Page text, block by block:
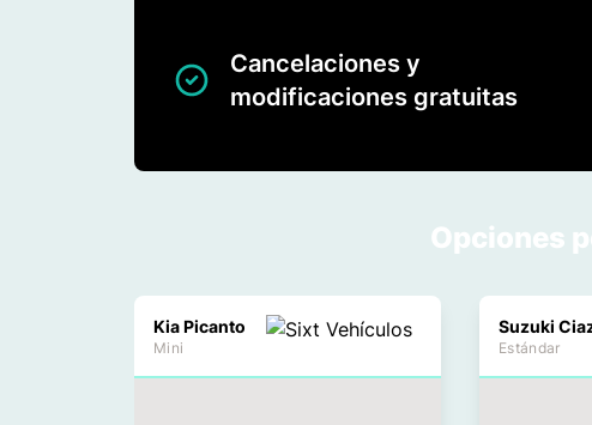
Cancelaciones y
modificaciones gratuitas
Opciones
Kia Picanto
Mini
Suzuki
Estándar